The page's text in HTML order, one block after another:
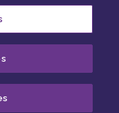
cookie